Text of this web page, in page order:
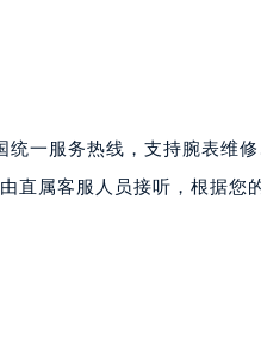
08室（需提前预约）
预约）
室（需提前预约）
约）
前预约）
（需提前预约）
一服务热线，支持腕表维
直属客服人员接听，根据您